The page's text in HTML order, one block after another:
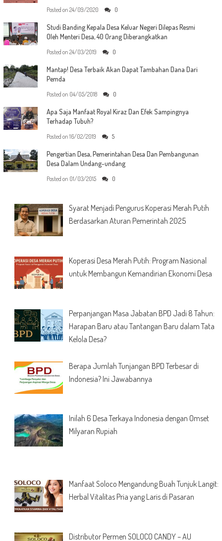
Posted on 24/09/2020 0
Studi Banding Kepala Desa Keluar Negeri Dilepas Resmi
Oleh Menteri Desa, 40 Orang Diberangkatkan
Posted on 24/03/2019 0
Mantap! Desa Terbaik Akan Dapat Tambahan Dana Dari
Pemda
Posted on 04/05/2018 0
Apa Saja Manfaat Royal Kiraz Dan Efek Sampingnya
Terhadap Tubuh?
Posted on 16/02/2019 5
Pengertian Desa, Pemerintahan Desa Dan Pembangunan
Desa Dalam Undang-undang
Posted on 01/03/2015 0
Syarat Menjadi Pengurus Koperasi Merah Putih
Berdasarkan Aturan Pemerintah 2025
Koperasi Desa Merah Putih: Program Nasional
untuk Membangun Kemandirian Ekonomi Desa
Perpanjangan Masa Jabatan BPD Jadi 8 Tahun:
Harapan Baru atau Tantangan Baru dalam Tata
Kelola Desa?
Berapa Jumlah Tunjangan BPD Terbesar di
Indonesia? Ini Jawabannya
Inilah 6 Desa Terkaya Indonesia dengan Omset
Milyaran Rupiah
Manfaat Soloco Mengandung Buah Tunjuk Langit:
Herbal Vitalitas Pria yang Laris di Pasaran
Distributor Permen SOLOCO CANDY – AU